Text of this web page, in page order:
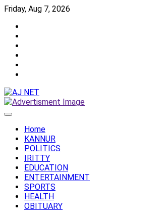
Skip
content
Friday, Aug 7, 2026
Home
KANNUR
POLITICS
IRITTY
EDUCATION
ENTERTAINMENT
SPORTS
HEALTH
OBITUARY